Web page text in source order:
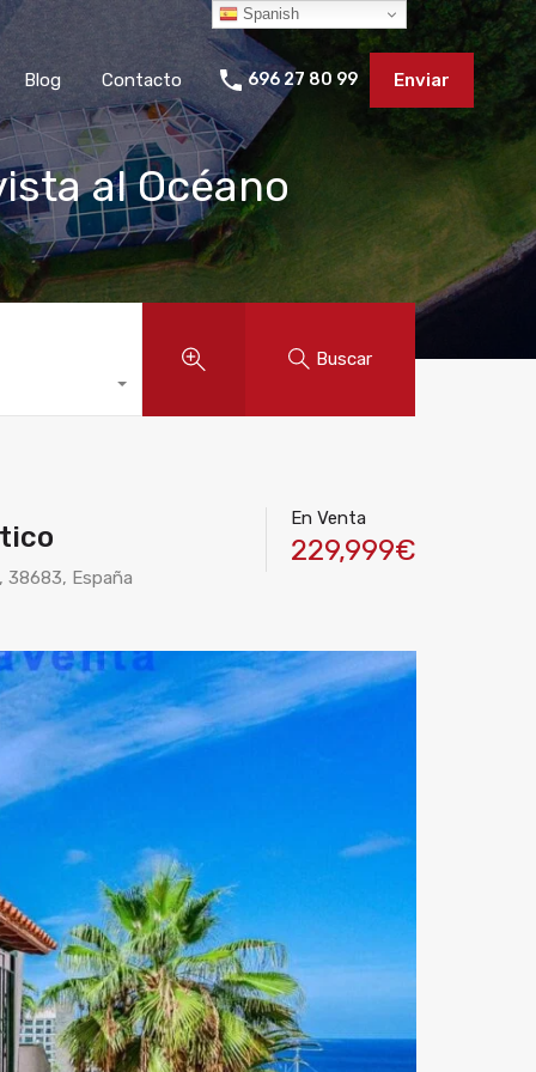
Blog Contacto 696 27 80 99 Enviar
al Océano
Buscar
38683, España
En Venta
229,999€
Spanish